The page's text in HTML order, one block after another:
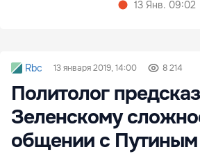
13 Янв. 09:02
Rbc 13 января 2019, 14:00 8 214
Политолог
Зеленскому
общении с